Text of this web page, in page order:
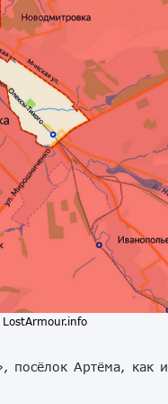
посёлок Артёма, как и